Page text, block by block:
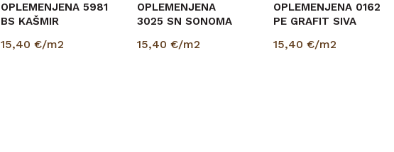
OPLEMENJENA 5981
BS KAŠMIR
15,40 €/m2
OPLEMENJENA
3025 SN SONOMA
18/2800/2070mm
15,40 €/m2
OPLEMENJENA 0162
PE GRAFIT SIVA
15,40 €/m2